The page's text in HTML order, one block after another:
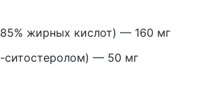
жирных кислот) — 160 мг
ситостеролом) — 50 мг